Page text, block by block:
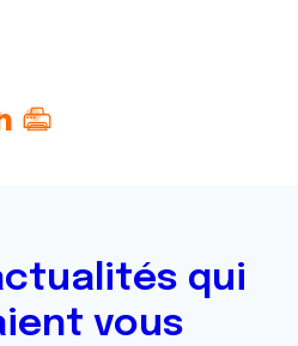
qui
vous